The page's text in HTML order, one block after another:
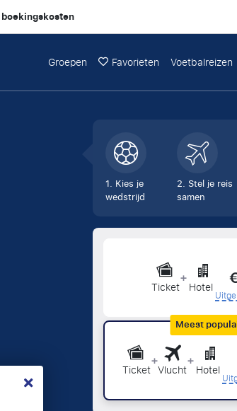
Groepen Favorieten Voetbalreizen
1. Kies je
wedstrijd
2. Stel je reis
samen
Ticket+Hotel
Meest
Ticket+Vlucht+Hotel